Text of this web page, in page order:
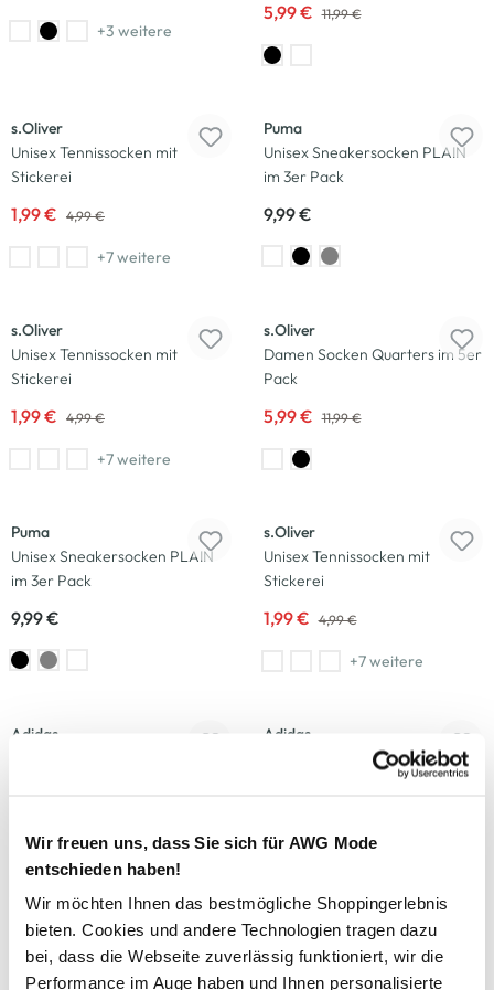
Wir freuen uns, dass Sie sich für AWG Mode
entschieden haben!
Wir möchten Ihnen das bestmögliche Shoppingerlebnis
bieten. Cookies und andere Technologien tragen dazu
bei, dass die Webseite zuverlässig funktioniert, wir die
Performance im Auge haben und Ihnen personalisierte
+3 weitere
5,99 € 11,99 €
s.Oliver
Unisex Tennissocken mit
Stickerei
1,99 € 4,99 €
+7 weitere
Puma
Unisex Sneakersocken PLAIN
im 3er Pack
9,99 €
s.Oliver
Unisex Tennissocken mit
Stickerei
1,99 € 4,99 €
+7 weitere
s.Oliver
Damen Socken Quarters im 5er
Pack
5,99 € 11,99 €
Puma
Unisex Sneakersocken PLAIN
im 3er Pack
9,99 €
s.Oliver
Unisex Tennissocken mit
Stickerei
1,99 € 4,99 €
+7 weitere
Adidas
15,00 €
Adidas
Unisex Tennissocken
CUSHIONED CREW im 3er Pack
-40 %
s.Oliver
Unisex Socken mit Spruch
-44%
s.Oliver
Damen Sneakersocken im 2er